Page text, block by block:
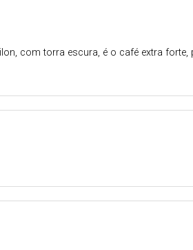
com torra escura, é o café extra